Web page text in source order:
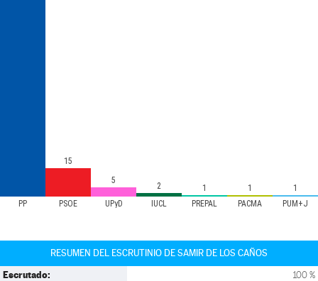
PP PSOE UPyD IUCL PREPAL PACMA PUM+J
15
5
2 1 1 1
RESUMEN DEL ESCRUTINIO DE SAMIR DE LOS CAÑOS
Escrutado: 100 %